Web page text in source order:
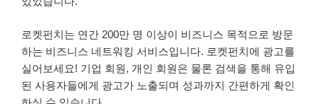
로켓펀치는 연간 200만 명 이상이 비즈니스 목적으로 방문
하는 비즈니스 네트워킹 서비스입니다. 로켓펀치에 광고를
실어보세요! 기업 회원, 개인 회원은 물론 검색을 통해 유입
된 사용자들에게 광고가 노출되며 성과까지 간편하게 확인